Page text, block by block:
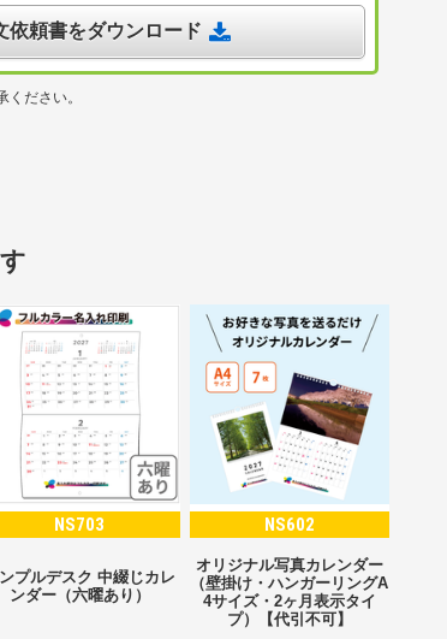
依頼書をダウンロード
ださい。
NS703
プルデスク 中綴じカレ
ンダー（六曜あり）
NS602
オリジナル写真カレンダー
（壁掛け・ハンガーリングA
4サイズ・2ヶ月表示タイ
プ）【代引不可】